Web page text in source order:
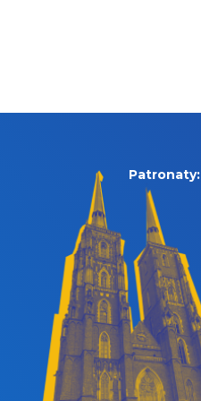
Patronaty: